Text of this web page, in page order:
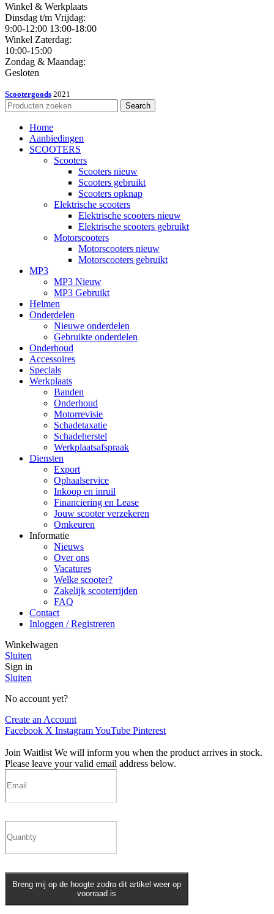
Winkel & Werkplaats
Dinsdag t/m Vrijdag:
9:00-12:00 13:00-18:00
Winkel Zaterdag:
10:00-15:00
Zondag & Maandag:
Gesloten
Scootergoods 2021
Search
Home
Aanbiedingen
SCOOTERS
Scooters
Scooters nieuw
Scooters gebruikt
Scooters opknap
Elektrische scooters
Elektrische scooters nieuw
Elektrische scooters gebruikt
Motorscooters
Motorscooters nieuw
Motorscooters gebruikt
MP3
MP3 Nieuw
MP3 Gebruikt
Helmen
Onderdelen
Nieuwe onderdelen
Gebruikte onderdelen
Onderhoud
Accessoires
Specials
Werkplaats
Banden
Onderhoud
Motorrevisie
Schadetaxatie
Schadeherstel
Werkplaatsafspraak
Diensten
Export
Ophaalservice
Inkoop en inruil
Financiering en Lease
Jouw scooter verzekeren
Omkeuren
Informatie
Nieuws
Over ons
Vacatures
Welke scooter?
Zakelijk scooterrijden
FAQ
Contact
Inloggen / Registreren
Winkelwagen
Sluiten
Sign in
Sluiten
No account yet?
Create an Account
Facebook X InstagramYouTube Pinterest
Join Waitlist We will inform you when the product arrives in stock.
Please leave your valid email address below.
Breng mij op de hoogte zodra dit artikel weer op
voorraad is